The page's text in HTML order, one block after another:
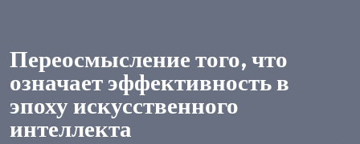
Переосмысление того, что
означает эффективность в
эпоху искусственного
интеллекта